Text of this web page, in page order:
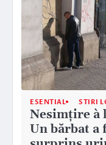
ESENTIAL STIRI
Nesimţire à
Un bărbat a